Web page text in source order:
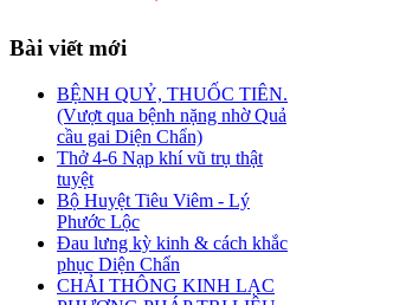
Bài viết mới
BỆNH QUỶ, THUỐC TIÊN.
(Vượt qua bệnh nặng nhờ Quả
cầu gai Diện Chẩn)
Thở 4-6 Nạp khí vũ trụ thật
tuyệt
Bộ Huyệt Tiêu Viêm - Lý
Phước Lộc
Đau lưng kỳ kinh & cách khắc
phục Diện Chẩn
CHẢI THÔNG KINH LẠC